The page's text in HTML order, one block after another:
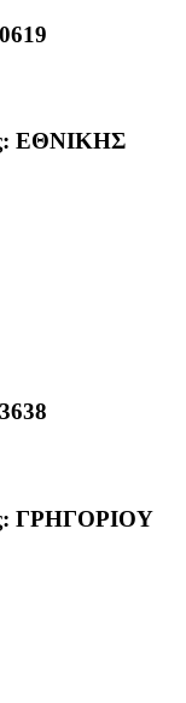
ΕΘΝΙΚΗΣ
ΓΡΗΓΟΡΙΟΥ